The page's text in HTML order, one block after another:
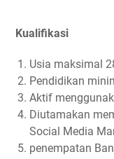
Kualifikasi
Usia maksimal
Pendidikan
Aktif
Diutamakan
Social Media
penempatan